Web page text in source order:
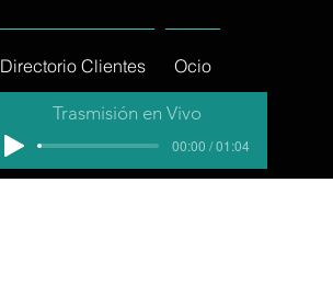
Directorio Clientes Ocio
Trasmisión en Vivo
00:00 / 01:04